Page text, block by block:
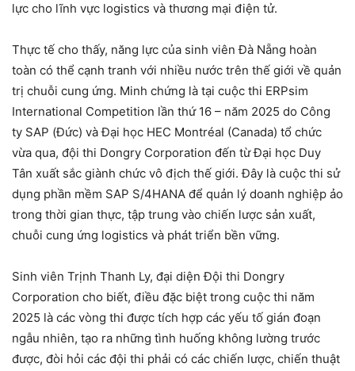
lực cho lĩnh vực logistics và thương mại điện tử.
Thực tế cho thấy, năng lực của sinh viên Đà Nẵng hoàn
toàn có thể cạnh tranh với nhiều nước trên thế giới về quản
trị chuỗi cung ứng. Minh chứng là tại cuộc thi ERPsim
International Competition lần thứ 16 – năm 2025 do Công
ty SAP (Đức) và Đại học HEC Montréal (Canada) tổ chức
vừa qua, đội thi Dongry Corporation đến từ Đại học Duy
Tân xuất sắc giành chức vô địch thế giới. Đây là cuộc thi sử
dụng phần mềm SAP S/4HANA để quản lý doanh nghiệp ảo
trong thời gian thực, tập trung vào chiến lược sản xuất,
chuỗi cung ứng logistics và phát triển bền vững.
Sinh viên Trịnh Thanh Ly, đại diện Đội thi Dongry
Corporation cho biết, điều đặc biệt trong cuộc thi năm
2025 là các vòng thi được tích hợp các yếu tố gián đoạn
ngẫu nhiên, tạo ra những tình huống không lường trước
được, đòi hỏi các đội thi phải có các chiến lược, chiến thuật